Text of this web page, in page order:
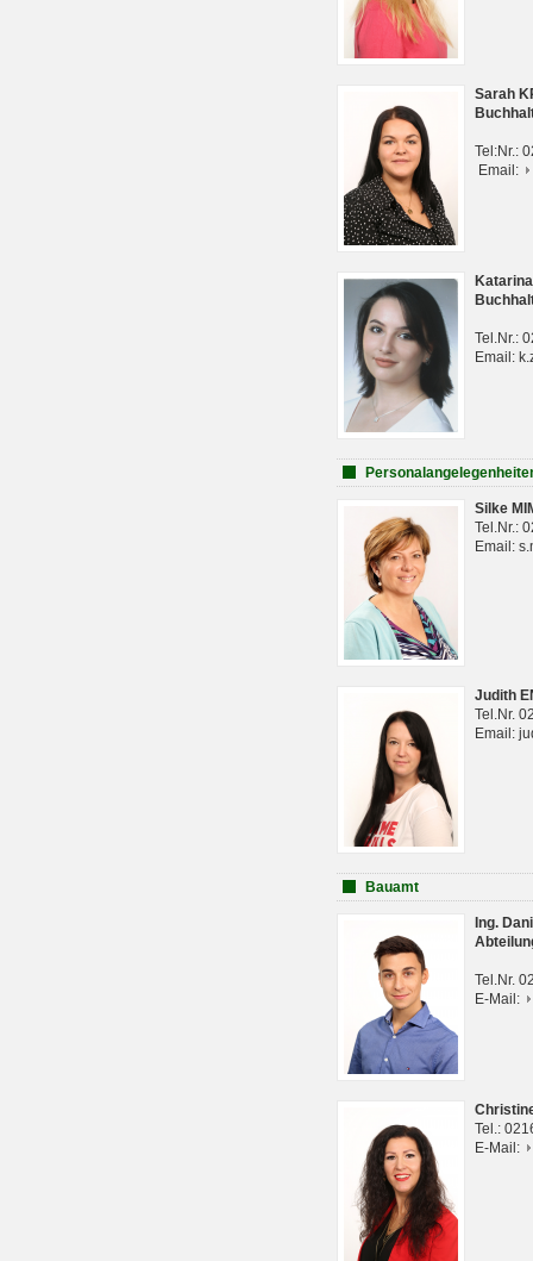
Sarah
Tel:Nr.:
Email:
Tel.Nr.:
Email:
Silke
Tel.Nr.:
Email:
Judith
Tel.Nr.
Email:
Bauamt
Ing.
Tel.Nr.
E-Mail:
Tel.:
E-Mail: